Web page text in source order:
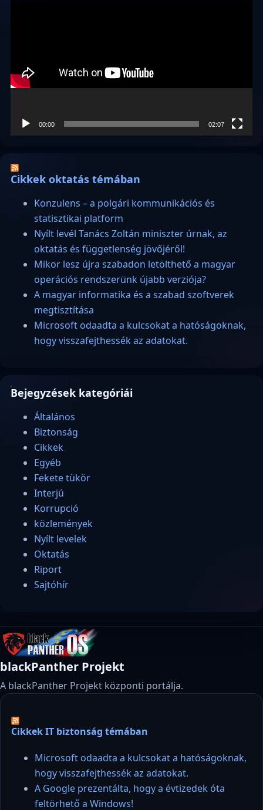
00:00 02:07
Cikkek oktatás témában
Konzulens – a polgári kommunikációs és
statisztikai platform
Nyílt levél Tanács Zoltán miniszter úrnak, az
oktatás és függetlenség jövőjéről!
Mikor lesz újra szabadon letölthető a magyar
operációs rendszerünk újabb verziója?
A magyar informatika és a szabad szoftverek
megtisztítása
Microsoft odaadta a kulcsokat a hatóságoknak,
hogy visszafejthessék az adatokat.
Bejegyzések kategóriái
Általános
Biztonság
Cikkek
Egyéb
Fekete tükör
Interjú
Korrupció
közlemények
Nyílt levelek
Oktatás
Riport
Sajtóhír
blackPanther Projekt
A blackPanther Projekt központi portálja.
Cikkek IT biztonság témában
Microsoft odaadta a kulcsokat a hatóságoknak,
hogy visszafejthessék az adatokat.
A Google prezentálta, hogy a évtizedek óta
feltörhető a Windows!